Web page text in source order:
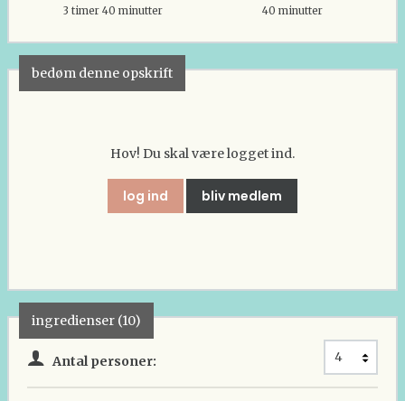
3 timer 40 minutter
40 minutter
bedøm denne opskrift
Hov! Du skal være logget ind.
log ind bliv medlem
ingredienser (10)
Antal personer: